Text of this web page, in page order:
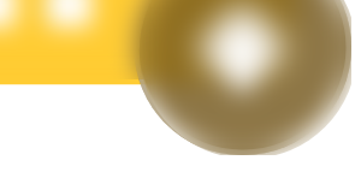
của bạn tăng giá trị đều đặn